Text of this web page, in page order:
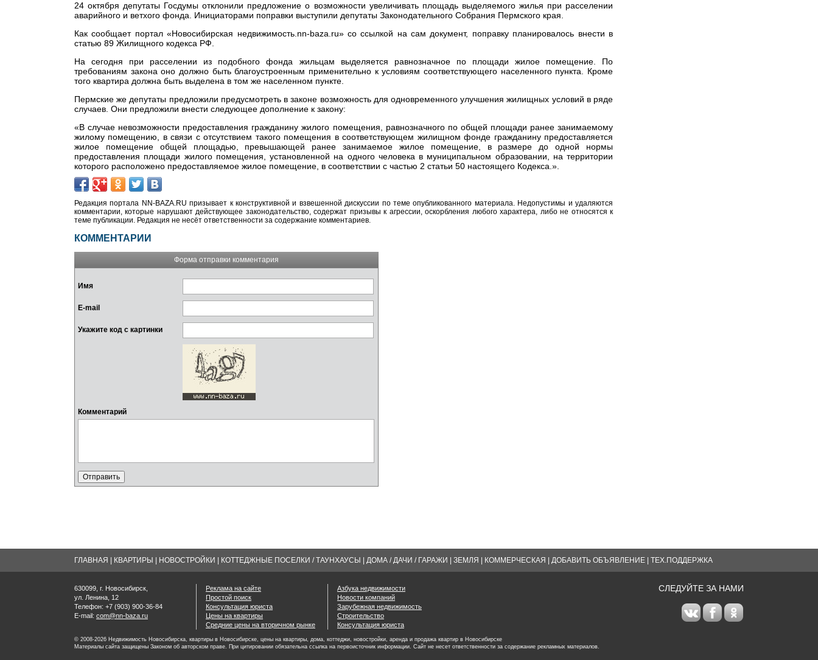
24 октября депутаты Госдумы отклонили предложение о возможности увеличивать площадь выделяемого жилья при расселении
аварийного и ветхого фонда. Инициаторами поправки выступили депутаты Законодательного Собрания Пермского края.
Как сообщает портал «Новосибирская недвижимость.nn-baza.ru» со ссылкой на сам документ, поправку планировалось внести в
статью 89 Жилищного кодекса РФ.
На сегодня при расселении из подобного фонда жильцам выделяется равнозначное по площади жилое помещение. По
требованиям закона оно должно быть благоустроенным применительно к условиям соответствующего населенного пункта. Кроме
того квартира должна быть выделена в том же населенном пункте.
Пермские же депутаты предложили предусмотреть в законе возможность для одновременного улучшения жилищных условий в ряде
случаев. Они предложили внести следующее дополнение к закону:
«В случае невозможности предоставления гражданину жилого помещения, равнозначного по общей площади ранее занимаемому
жилому помещению, в связи с отсутствием такого помещения в соответствующем жилищном фонде гражданину предоставляется
жилое помещение общей площадью, превышающей ранее занимаемое жилое помещение, в размере до одной нормы
предоставления площади жилого помещения, установленной на одного человека в муниципальном образовании, на территории
которого расположено предоставляемое жилое помещение, в соответствии с частью 2 статьи 50 настоящего Кодекса.».
Редакция портала NN-BAZA.RU призывает к конструктивной и взвешенной дискуссии по теме опубликованного материала. Недопустимы и удаляются
комментарии, которые нарушают действующее законодательство, содержат призывы к агрессии, оскорбления любого характера, либо не относятся к
теме публикации. Редакция не несёт ответственности за содержание комментариев.
КОММЕНТАРИИ
Форма отправки комментария
Имя
E-mail
Укажите код с картинки
Комментарий
ГЛАВНАЯ КВАРТИРЫ НОВОСТРОЙКИ КОТТЕДЖНЫЕ ПОСЕЛКИ / ТАУНХАУСЫ ДОМА / ДАЧИ / ГАРАЖИ ЗЕМЛЯ КОММЕРЧЕСКАЯ ДОБАВИТЬ ОБЪЯВЛЕНИЕ ТЕХ.ПОДДЕРЖКА
630099, г. Новосибирск,
ул. Ленина, 12
Телефон: +7 (903) 900-36-84
E-mail: com@nn-baza.ru
Реклама на сайте
Простой поиск
Консультация юриста
Цены на квартиры
Средние цены на вторичном рынке
Азбука недвижимости
Новости компаний
Зарубежная недвижимость
Строительство
Консультация юриста
СЛЕДУЙТЕ ЗА НАМИ
© 2008-2026 Недвижимость Новосибирска, квартиры в Новосибирске, цены на квартиры, дома, коттеджи, новостройки, аренда и продажа квартир в Новосибирске
Материалы сайта защищены Законом об авторском праве. При цитировании обязательна ссылка на первоисточник информации. Сайт не несет ответственности за содержание рекламных материалов.